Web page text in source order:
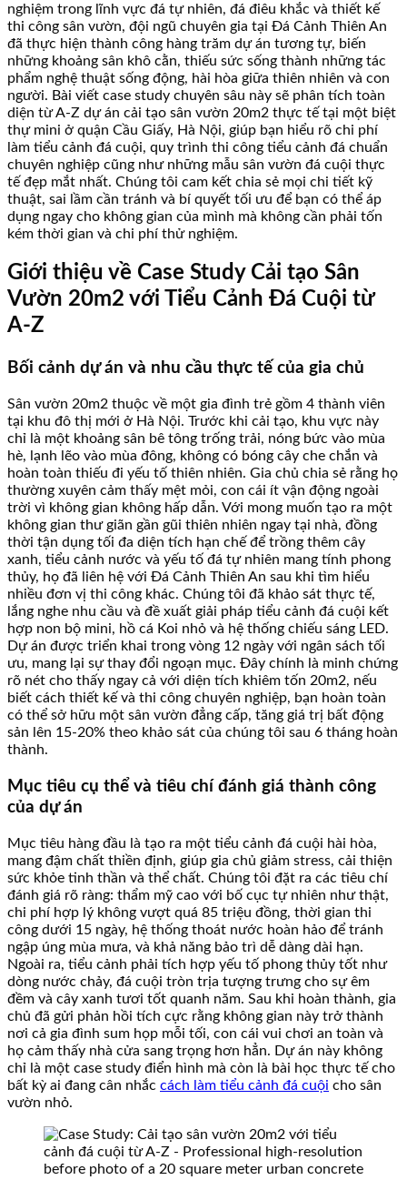
nghiệm trong lĩnh vực đá tự nhiên, đá điêu khắc và thiết kế
thi công sân vườn, đội ngũ chuyên gia tại Đá Cảnh Thiên An
đã thực hiện thành công hàng trăm dự án tương tự, biến
những khoảng sân khô cằn, thiếu sức sống thành những tác
phẩm nghệ thuật sống động, hài hòa giữa thiên nhiên và con
người. Bài viết case study chuyên sâu này sẽ phân tích toàn
diện từ A-Z dự án cải tạo sân vườn 20m2 thực tế tại một biệt
thự mini ở quận Cầu Giấy, Hà Nội, giúp bạn hiểu rõ chi phí
làm tiểu cảnh đá cuội, quy trình thi công tiểu cảnh đá chuẩn
chuyên nghiệp cũng như những mẫu sân vườn đá cuội thực
tế đẹp mắt nhất. Chúng tôi cam kết chia sẻ mọi chi tiết kỹ
thuật, sai lầm cần tránh và bí quyết tối ưu để bạn có thể áp
dụng ngay cho không gian của mình mà không cần phải tốn
kém thời gian và chi phí thử nghiệm.
Giới thiệu về Case Study Cải tạo Sân
Vườn 20m2 với Tiểu Cảnh Đá Cuội từ
A-Z
Bối cảnh dự án và nhu cầu thực tế của gia chủ
Sân vườn 20m2 thuộc về một gia đình trẻ gồm 4 thành viên
tại khu đô thị mới ở Hà Nội. Trước khi cải tạo, khu vực này
chỉ là một khoảng sân bê tông trống trải, nóng bức vào mùa
hè, lạnh lẽo vào mùa đông, không có bóng cây che chắn và
hoàn toàn thiếu đi yếu tố thiên nhiên. Gia chủ chia sẻ rằng họ
thường xuyên cảm thấy mệt mỏi, con cái ít vận động ngoài
trời vì không gian không hấp dẫn. Với mong muốn tạo ra một
không gian thư giãn gần gũi thiên nhiên ngay tại nhà, đồng
thời tận dụng tối đa diện tích hạn chế để trồng thêm cây
xanh, tiểu cảnh nước và yếu tố đá tự nhiên mang tính phong
thủy, họ đã liên hệ với Đá Cảnh Thiên An sau khi tìm hiểu
nhiều đơn vị thi công khác. Chúng tôi đã khảo sát thực tế,
lắng nghe nhu cầu và đề xuất giải pháp tiểu cảnh đá cuội kết
hợp non bộ mini, hồ cá Koi nhỏ và hệ thống chiếu sáng LED.
Dự án được triển khai trong vòng 12 ngày với ngân sách tối
ưu, mang lại sự thay đổi ngoạn mục. Đây chính là minh chứng
rõ nét cho thấy ngay cả với diện tích khiêm tốn 20m2, nếu
biết cách thiết kế và thi công chuyên nghiệp, bạn hoàn toàn
có thể sở hữu một sân vườn đẳng cấp, tăng giá trị bất động
sản lên 15-20% theo khảo sát của chúng tôi sau 6 tháng hoàn
thành.
Mục tiêu cụ thể và tiêu chí đánh giá thành công
của dự án
Mục tiêu hàng đầu là tạo ra một tiểu cảnh đá cuội hài hòa,
mang đậm chất thiền định, giúp gia chủ giảm stress, cải thiện
sức khỏe tinh thần và thể chất. Chúng tôi đặt ra các tiêu chí
đánh giá rõ ràng: thẩm mỹ cao với bố cục tự nhiên như thật,
chi phí hợp lý không vượt quá 85 triệu đồng, thời gian thi
công dưới 15 ngày, hệ thống thoát nước hoàn hảo để tránh
ngập úng mùa mưa, và khả năng bảo trì dễ dàng dài hạn.
Ngoài ra, tiểu cảnh phải tích hợp yếu tố phong thủy tốt như
dòng nước chảy, đá cuội tròn trịa tượng trưng cho sự êm
đềm và cây xanh tươi tốt quanh năm. Sau khi hoàn thành, gia
chủ đã gửi phản hồi tích cực rằng không gian này trở thành
nơi cả gia đình sum họp mỗi tối, con cái vui chơi an toàn và
họ cảm thấy nhà cửa sang trọng hơn hẳn. Dự án này không
chỉ là một case study điển hình mà còn là bài học thực tế cho
bất kỳ ai đang cân nhắc cách làm tiểu cảnh đá cuội cho sân
vườn nhỏ.